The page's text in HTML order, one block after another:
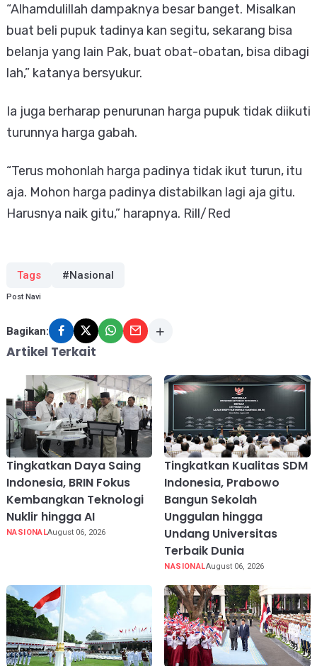
“Alhamdulillah dampaknya besar banget. Misalkan
buat beli pupuk tadinya kan segitu, sekarang bisa
belanja yang lain Pak, buat obat-obatan, bisa dibagi
lah,” katanya bersyukur.
Ia juga berharap penurunan harga pupuk tidak diikuti
turunnya harga gabah.
“Terus mohonlah harga padinya tidak ikut turun, itu
aja. Mohon harga padinya distabilkan lagi aja gitu.
Harusnya naik gitu,” harapnya. Rill/Red
Tags #Nasional
Post Navi
Bagikan:
Artikel Terkait
Tingkatkan Daya Saing
Indonesia, BRIN Fokus
Kembangkan Teknologi
Nuklir hingga AI
NASIONALAugust 06, 2026
Tingkatkan Kualitas SDM
Indonesia, Prabowo
Bangun Sekolah
Unggulan hingga
Undang Universitas
Terbaik Dunia
NASIONALAugust 06, 2026